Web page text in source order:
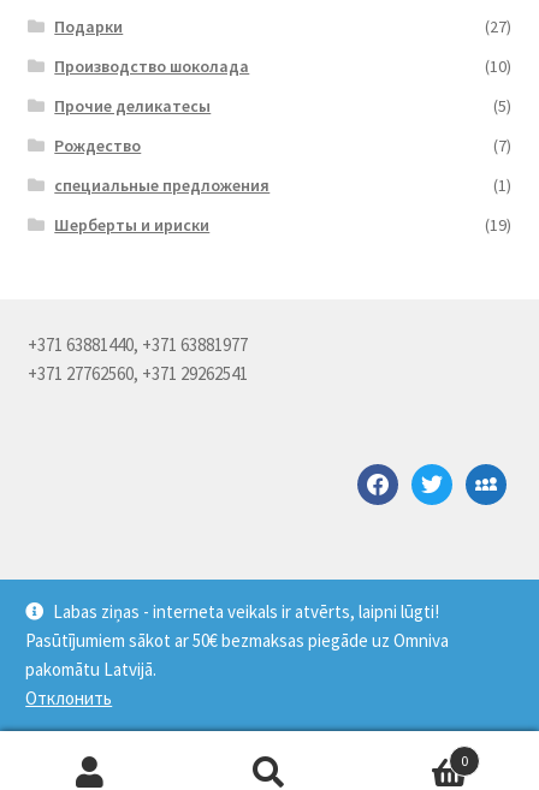
Labas ziņas - interneta veikals ir atvērts, laipni lūgti!
Pasūtījumiem sākot ar 50€ bezmaksas piegāde uz Omniva
pakomātu Latvijā.
Отклонить
Подарки
(27)
Производство шоколада
(10)
Прочие деликатесы
(5)
Рождество
(7)
специальные предложения
(1)
Шерберты и ириски
(19)
+371 63881440, +371 63881977
+371 27762560, +371 29262541
facebooktwittermyspace
© Saldus pārtikas kombināts 2026
Создано с помощью WooCommerce
0